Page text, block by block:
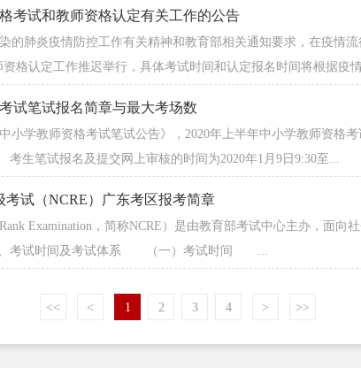
考试和教师资格认定有关工作的公告
肺炎疫情防控工作有关精神和教育部相关通知要求，在疫情
格认定工作推迟举行，具体考试时间和认定报名时间将根据疫
试笔试报名简章与最大考场数
学教师资格考试笔试公告》，2020年上半年中小学教师资格
试报名及提交网上审核的时间为2020年1月9日9:30至...
考试（NCRE）广东考区报考简章
Examination，简称NCRE）是由教育部考试中心主办，面向
考试时间及考试体系 （一）考试时间 ...
<< < 1 2 3 4 > >>